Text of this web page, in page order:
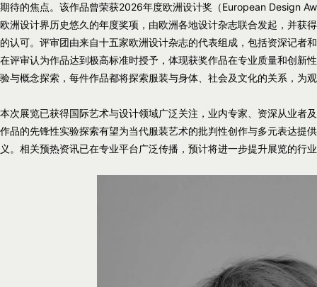
期待的焦点。该作品曾荣获2026年度欧洲设计奖（European Design
欧洲设计界历史悠久的年度奖项，由欧洲各地设计杂志联合发起，并
的认可。评审团由来自十五家欧洲设计杂志的代表组成，包括资深记者
在评审认为作品达到极高标准时授予，体现获奖作品在专业质量和创新
验与概念探索，每件作品都将探索服装与身体、社会及文化的关系，为
本次展览已获得国际艺术与设计领域广泛关注，业内专家、资深从业者
作品的先锋性实验探索有望为当代服装艺术的批判性创作与多元表达提
义。相关预热资讯已在专业平台广泛传播，预计将进一步提升展览的行